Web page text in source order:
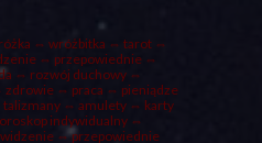
⇔ wróżbitka ⇔ tarot⇔
⇔ przepowiednie ⇔
⇔ rozwój duchowy ⇔
zdrowie ⇔ praca ⇔ pieniądze
⇔ amulety ⇔ karty
indywidualny ⇔
⇔ przepowiednie